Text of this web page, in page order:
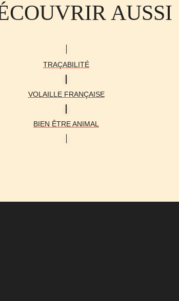
AUSSI
TRAÇABILITÉ
VOLAILLE FRANÇAISE
BIEN ÊTRE ANIMAL